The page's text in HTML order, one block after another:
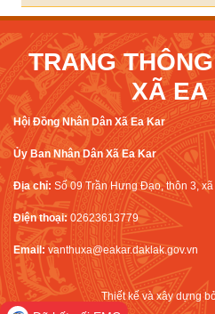
TRANG
XÃ EA
Hội Đồng Nhân Dân Xã Ea Kar
Ủy Ban Nhân Dân Xã Ea Kar
Địa chỉ: Số 09 Trần Hưng Đạo, thôn 3,
Điện thoại: 02623613779
Email: vanthuxa@eakar.daklak.gov.vn
Thiết kế và xây dựng